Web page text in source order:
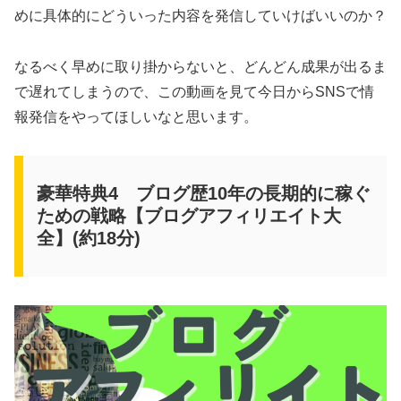
めに具体的にどういった内容を発信していけばいいのか？
なるべく早めに取り掛からないと、どんどん成果が出るま
で遅れてしまうので、この動画を見て今日からSNSで情
報発信をやってほしいなと思います。
豪華特典4 ブログ歴10年の長期的に稼ぐ
ための戦略【ブログアフィリエイト大
全】(約18分)